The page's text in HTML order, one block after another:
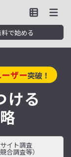
で始める
ザー突破！
ける
サイト調査
競合調査等）